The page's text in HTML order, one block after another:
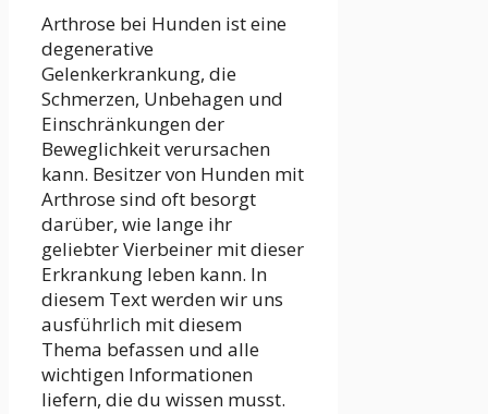
Arthrose bei Hunden ist eine
degenerative
Gelenkerkrankung, die
Schmerzen, Unbehagen und
Einschränkungen der
Beweglichkeit verursachen
kann. Besitzer von Hunden mit
Arthrose sind oft besorgt
darüber, wie lange ihr
geliebter Vierbeiner mit dieser
Erkrankung leben kann. In
diesem Text werden wir uns
ausführlich mit diesem
Thema befassen und alle
wichtigen Informationen
liefern, die du wissen musst.